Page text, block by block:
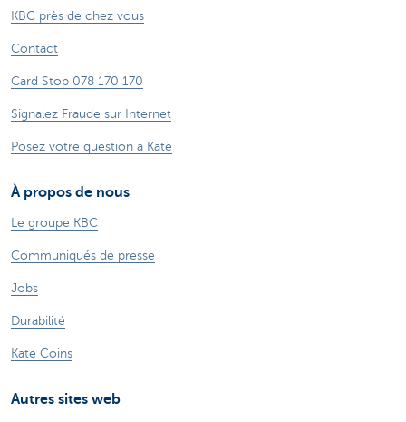
KBC près de chez vous
Contact
Card Stop 078 170 170
Signalez Fraude sur Internet
Posez votre question à Kate
À propos de nous
Le groupe KBC
Communiqués de presse
Jobs
Durabilité
Kate Coins
Autres sites web